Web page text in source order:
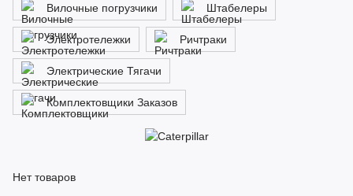
Вилочные погрузчики Штабелеры
Электротележки Ричтраки
Электрические Тягачи
Комплектовщики Заказов
Нет товаров